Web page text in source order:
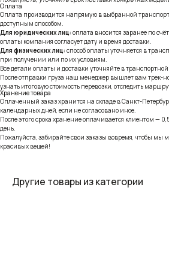
Оплата
Оплата производится напрямую в выбранной
доступным способом.
Для юридических лиц: оплата вносится заранее по
оплаты компания согласует дату и время доставки.
Для физических лиц: способ оплаты уточняется в
при получении или по их условиям.
Все детали оплаты и доставки уточняйте в
После отправки груза наш менеджер вышлет вам трек-
узнать итоговую стоимость перевозки, отследить
Хранение товара
Оплаченный заказ хранится на складе в Санкт-
календарных дней, если не согласовано иное.
После этого срока хранение оплачивается клиентом —
день.
Пожалуйста, забирайте свои заказы вовремя, чтобы мы
красивых вещей!
Другие товары из категории